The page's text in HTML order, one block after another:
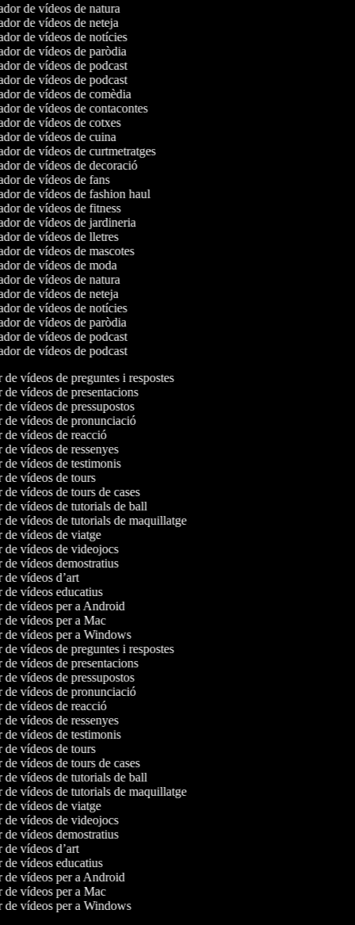
de vídeos de natura
de vídeos de neteja
de vídeos de notícies
de vídeos de paròdia
de vídeos de podcast
de vídeos de podcast
de vídeos de comèdia
de vídeos de contacontes
de vídeos de cotxes
de vídeos de cuina
de vídeos de curtmetratges
de vídeos de decoració
de vídeos de fans
de vídeos de fashion haul
de vídeos de fitness
de vídeos de jardineria
de vídeos de lletres
de vídeos de mascotes
de vídeos de moda
de vídeos de natura
de vídeos de neteja
de vídeos de notícies
de vídeos de paròdia
de vídeos de podcast
de vídeos de podcast
de vídeos de preguntes i respostes
de vídeos de presentacions
de vídeos de pressupostos
de vídeos de pronunciació
de vídeos de reacció
de vídeos de ressenyes
de vídeos de testimonis
de vídeos de tours
de vídeos de tours de cases
de vídeos de tutorials de ball
de vídeos de tutorials de maquillatge
de vídeos de viatge
de vídeos de videojocs
de vídeos demostratius
de vídeos d’art
de vídeos educatius
de vídeos per a Android
de vídeos per a Mac
de vídeos per a Windows
de vídeos de preguntes i respostes
de vídeos de presentacions
de vídeos de pressupostos
de vídeos de pronunciació
de vídeos de reacció
de vídeos de ressenyes
de vídeos de testimonis
de vídeos de tours
de vídeos de tours de cases
de vídeos de tutorials de ball
de vídeos de tutorials de maquillatge
de vídeos de viatge
de vídeos de videojocs
de vídeos demostratius
de vídeos d’art
de vídeos educatius
de vídeos per a Android
de vídeos per a Mac
de vídeos per a Windows